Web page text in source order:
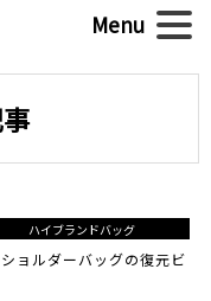
ハイブランドバッグ
ョルダーバッグの復元ビ